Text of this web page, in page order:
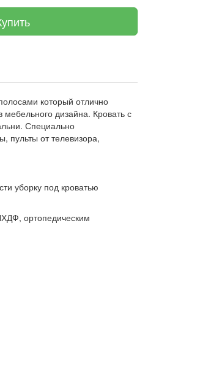
который отлично
дизайна. Кровать с
Специально
пульты от телевизора,
уборку под кроватью
ортопедическим